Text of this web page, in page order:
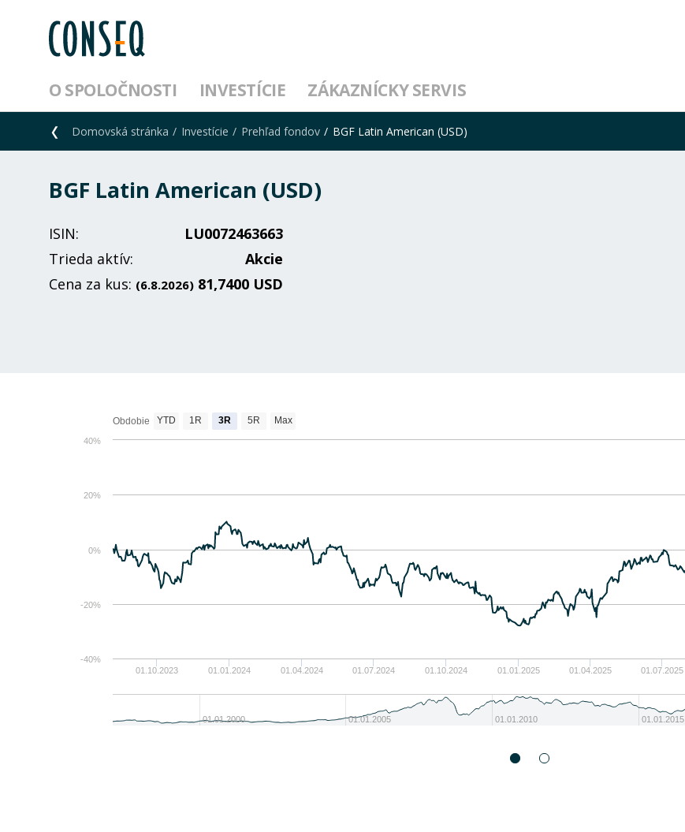
O SPOLOČNOSTI INVESTÍCIE ZÁKAZNÍCKY SERVIS
Domovská stránka Investície Prehľad fondov BGF Latin American (USD)
BGF Latin American (USD)
ISIN:
LU0072463663
Trieda aktív:
Akcie
Cena za kus: (6.8.2026) 81,7400 USD
01.10.2023 01.01.2024 01.04.2024 01.07.2024 01.10.2024 01.01.2025 01.04.2025 01.07.2025
01.01.2000 01.01.2005 01.01.2010 01.01.2015
-40%
-20%
0%
20%
40%
Obdobie YTD 1R 3R 5R Max